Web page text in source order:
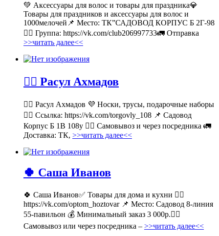
💚 Аксессуары для волос и товары для праздника💎
Товары для праздников и аксессуары для волос и
1000мелочей📌 Место: ТК”САДОВОД КОРПУС Б 2Г-98
👉🏻 Группа: https://vk.com/club206997733🚛 Отправка
>>читать далее<<
💁‍♂ Расул Ахмадов
💁‍♂ Расул Ахмадов 💜 Носки, трусы, подарочные наборы
👉🏻 Ссылка: https://vk.com/torgovly_108 📌 Садовод
Корпус Б 1В 108у 🚶‍♂ Самовывоз и через посредника 🚛
Доставка: ТК, >>читать далее<<
🍀 Саша Иванов
🍀 Саша Иванов✅ Товары для дома и кухни 👉🏻
https://vk.com/optom_hoztovar 📌 Место: Садовод 8-линия
55-павильон 💰 Минимальный заказ 3 000р.🚶‍♀
Самовывоз или через посредника – >>читать далее<<